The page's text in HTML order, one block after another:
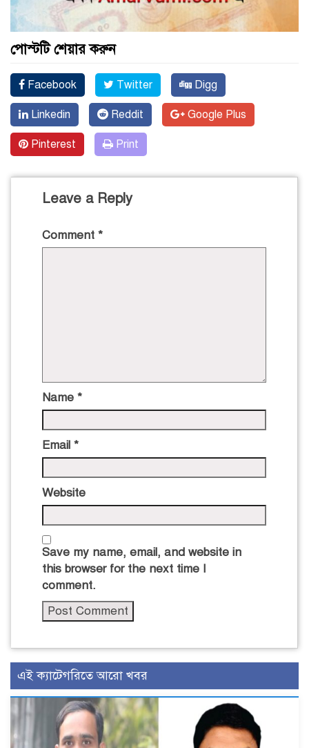
পোস্টটি শেয়ার করুন
Facebook Twitter Digg
Linkedin Reddit Google Plus
Pinterest Print
Leave a Reply
Comment *
Name *
Email *
Website
Save my name, email, and website in
this browser for the next time I
comment.
এই ক্যাটেগরিতে আরো খবর